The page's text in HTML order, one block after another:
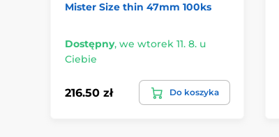
Mister Size thin 47mm 100ks
Dostępny, we wtorek 11. 8. u
Ciebie
216.50 zł Do koszyka